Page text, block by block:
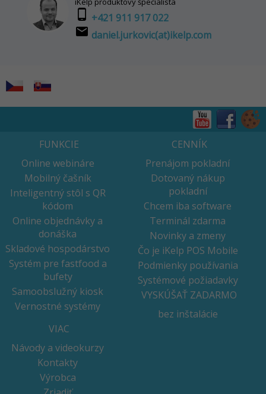
phone_android +421 911 917 022
email daniel.jurkovic(at)ikelp.com
FUNKCIE
Online webináre
Mobilný čašník
Inteligentný stôl s QR
kódom
Online objednávky a
donáška
Skladové hospodárstvo
Systém pre fastfood a
bufety
Samoobslužný kiosk
Vernostné systémy
CENNÍK
Prenájom pokladní
Dotovaný nákup
pokladní
Chcem iba software
Terminál zdarma
Novinky a zmeny
Čo je iKelp POS Mobile
Podmienky používania
Systémové požiadavky
VYSKÚŠAŤ ZADARMO
bez inštalácie
VIAC
Návody a videokurzy
Kontakty
Výrobca